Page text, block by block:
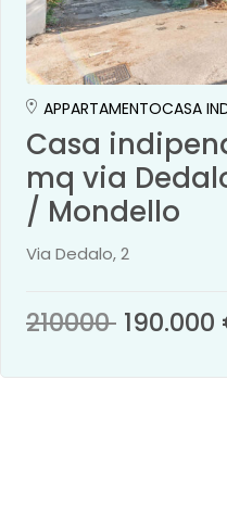
APPARTAMENTOCASA
Casa
mq via
/ Mondello
Via Dedalo, 2
210000 190.000